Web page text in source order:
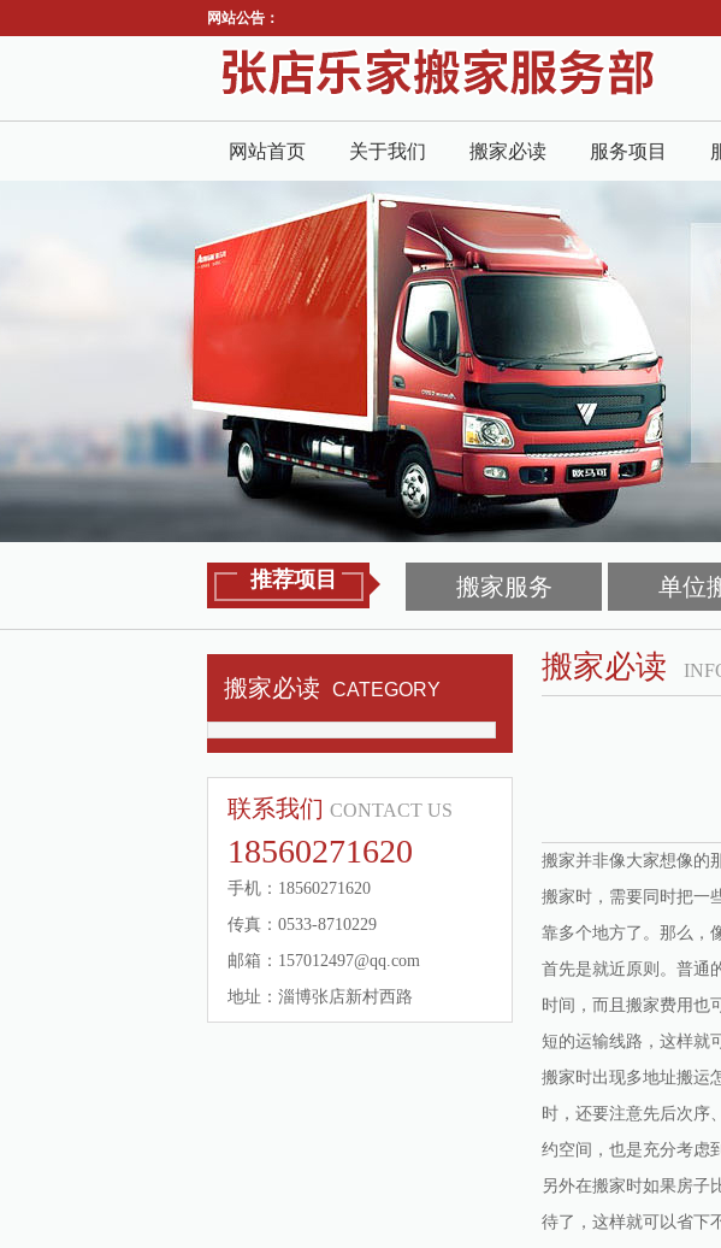
网站公告：
网站首页 关于我们 搬家必读 服务项目
推荐项目 搬家服务 单位
搬家必读 CATEGORY
联系我们 CONTACT US
18560271620
手机：18560271620
传真：0533-8710229
邮箱：157012497@qq.com
地址：淄博张店新村西路
搬家必读
搬家并非像大家想像的
搬家时，需要同时把一
靠多个地方了。那么，
首先是就近原则。普通
时间，而且搬家费用也
短的运输线路，这样就
搬家时出现多地址搬运
时，还要注意先后次序
约空间，也是充分考虑
另外在搬家时如果房子
待了，这样就可以省下